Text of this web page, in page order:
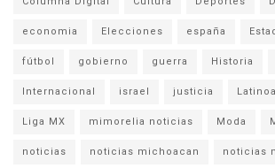
economia Elecciones españa
fútbol gobierno guerra Historia
Internacional israel justicia
Liga MX mimorelia noticias Moda
noticias noticias michoacan noticias